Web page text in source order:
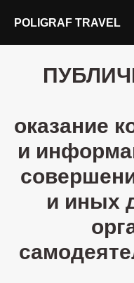
POLIGRAF TRAVEL
оказание
и
и иных